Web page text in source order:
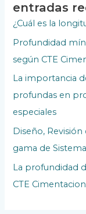
entradas
¿Cuál es la
Profundidad
según CTE
La importancia
profundas en
especiales
Diseño,
gama de
La profundidad
CTE